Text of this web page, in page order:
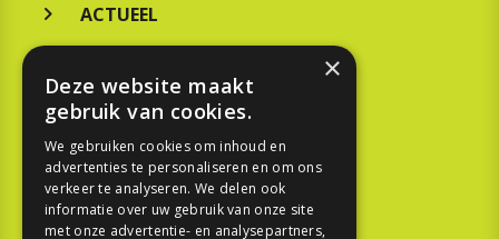
ACTUEEL
KOOPGIDS
TESTEN
SPORT
×
Deze website maakt
gebruik van cookies.
We gebruiken cookies om inhoud en
advertenties te personaliseren en om ons
verkeer te analyseren. We delen ook
informatie over uw gebruik van onze site
met onze advertentie- en analysepartners,